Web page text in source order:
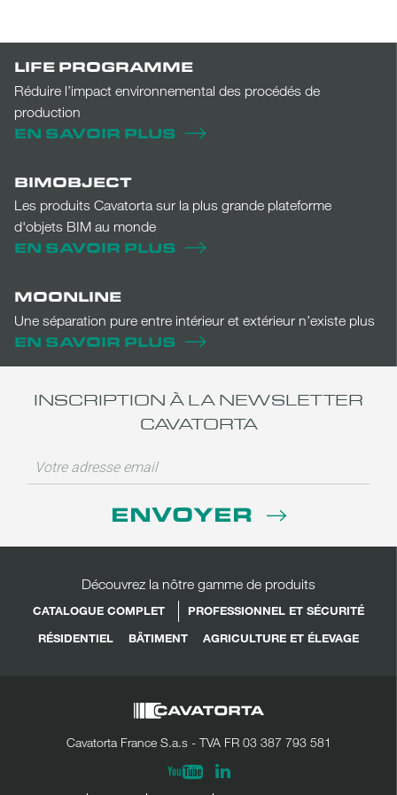
LIFE PROGRAMME
Réduire l’impact environnemental des procédés de
production
EN SAVOIR PLUS
BIMOBJECT
Les produits Cavatorta sur la plus grande plateforme
d'objets BIM au monde
EN SAVOIR PLUS
MOONLINE
Une séparation pure entre intérieur et extérieur n’existe plus
EN SAVOIR PLUS
INSCRIPTION À LA NEWSLETTER
CAVATORTA
ENVOYER
Découvrez la nôtre gamme de produits
CATALOGUE COMPLET
PROFESSIONNEL ET SÉCURITÉ
RÉSIDENTIEL
BÂTIMENT AGRICULTURE ET ÉLEVAGE
Cavatorta France S.a.s - TVA FR 03 387 793 581
Youtube Linkedin